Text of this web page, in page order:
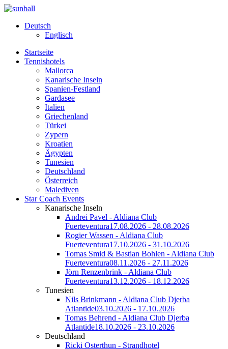
Deutsch
Englisch
Startseite
Tennishotels
Mallorca
Kanarische Inseln
Spanien-Festland
Gardasee
Italien
Griechenland
Türkei
Zypern
Kroatien
Ägypten
Tunesien
Deutschland
Österreich
Malediven
Star Coach Events
Kanarische Inseln
Andrei Pavel - Aldiana Club
Fuerteventura17.08.2026 - 28.08.2026
Rogier Wassen - Aldiana Club
Fuerteventura17.10.2026 - 31.10.2026
Tomas Smid & Bastian Bohlen - Aldiana Club
Fuerteventura08.11.2026 - 27.11.2026
Jörn Renzenbrink - Aldiana Club
Fuerteventura13.12.2026 - 18.12.2026
Tunesien
Nils Brinkmann - Aldiana Club Djerba
Atlantide03.10.2026 - 17.10.2026
Tomas Behrend - Aldiana Club Djerba
Atlantide18.10.2026 - 23.10.2026
Deutschland
Ricki Osterthun - Strandhotel